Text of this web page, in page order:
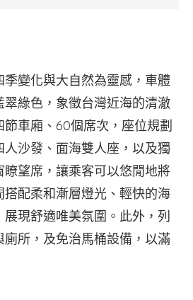
變化與大自然為靈感，車體
綠色，象徵台灣近海的清澈
車廂、60個席次，座位規劃
沙發、面海雙人座，以及獨
望席，讓乘客可以悠閒地將
配柔和漸層燈光、輕快的海
現舒適唯美氛圍。此外，列
所，及免治馬桶設備，以滿